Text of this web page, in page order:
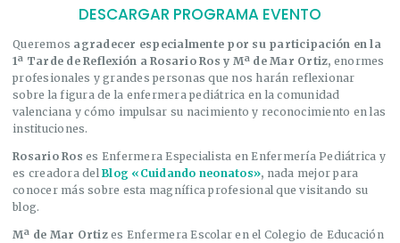
DESCARGAR PROGRAMA EVENTO
Queremos agradecer especialmente por su participación en la
1ª Tarde de Reflexión a Rosario Ros y Mª de Mar Ortiz, enormes
profesionales y grandes personas que nos harán reflexionar
sobre la figura de la enfermera pediátrica en la comunidad
valenciana y cómo impulsar su nacimiento y reconocimiento en las
instituciones.
Rosario Ros es Enfermera Especialista en Enfermería Pediátrica y
es creadora del Blog «Cuidando neonatos», nada mejor para
conocer más sobre esta magnífica profesional que visitando su
blog.
Mª de Mar Ortizes Enfermera Escolar en el Colegio de Educación